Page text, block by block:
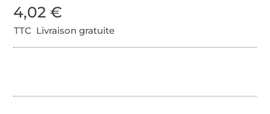
4,02 €
TTC Livraison gratuite